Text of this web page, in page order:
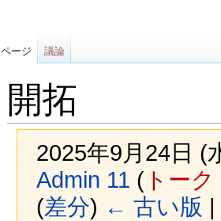
開拓
2025年9月24日 (
Admin 11 (トーク
(差分) ← 古い版
ページ 議論